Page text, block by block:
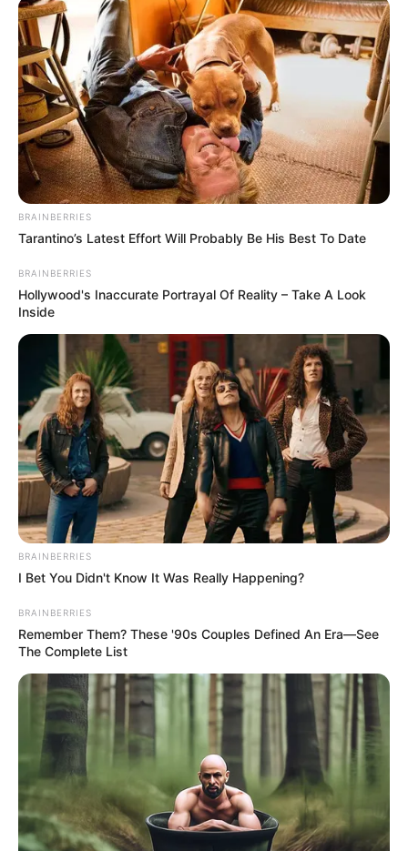
Βαρύ πένθος στην Εύβοια για αγαπημένο
καθηγητή
Την λένε «Κυκλάδες χωρίς πλοίο» και είναι 1
ώρα από Χαλκίδα – Υπερβολή ή όχι;
Θλίψη στην Εύβοια για γυναίκα
Ακολουθήστε το evianews.com στοGoogle
News
BRAINBERRIES
Tarantino’s Latest Effort Will Probably Be His Best To Date
BRAINBERRIES
Hollywood's Inaccurate Portrayal Of Reality – Take A Look
Inside
BRAINBERRIES
I Bet You Didn't Know It Was Really Happening?
BRAINBERRIES
Remember Them? These '90s Couples Defined An Era—See
The Complete List